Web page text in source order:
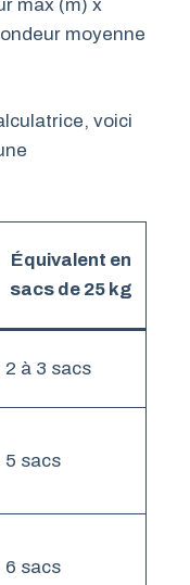
max (m) x
moyenne
voici
Équivalent en
sacs de 25 kg
2 à 3 sacs
5 sacs
6 sacs